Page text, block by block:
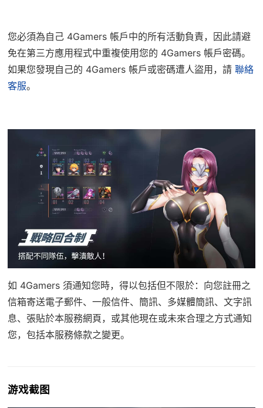
您必須為自己 4Gamers 帳戶中的所有活動負責，因此請避
免在第三方應用程式中重複使用您的 4Gamers 帳戶密碼。
如果您發現自己的 4Gamers 帳戶或密碼遭人盜用，請 聯絡
客服。
如 4Gamers 須通知您時，得以包括但不限於：向您註冊之
信箱寄送電子郵件、一般信件、簡訊、多媒體簡訊、文字訊
息、張貼於本服務網頁，或其他現在或未來合理之方式通知
您，包括本服務條款之變更。
游戏截图